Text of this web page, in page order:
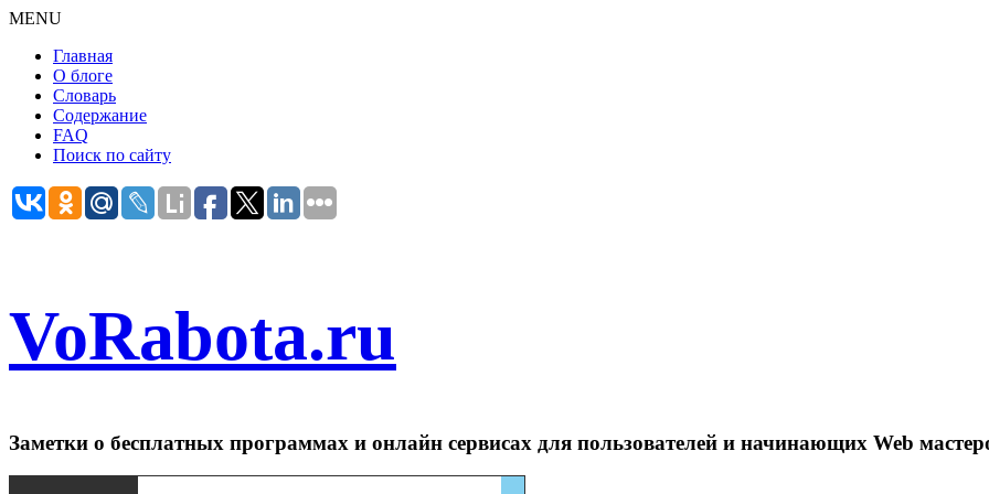
MENU
Главная
О блоге
Словарь
Содержание
FAQ
Поиск по сайту
VoRabota.ru
Заметки о бесплатных программах и онлайн сервисах для пользователей и начинающих Web